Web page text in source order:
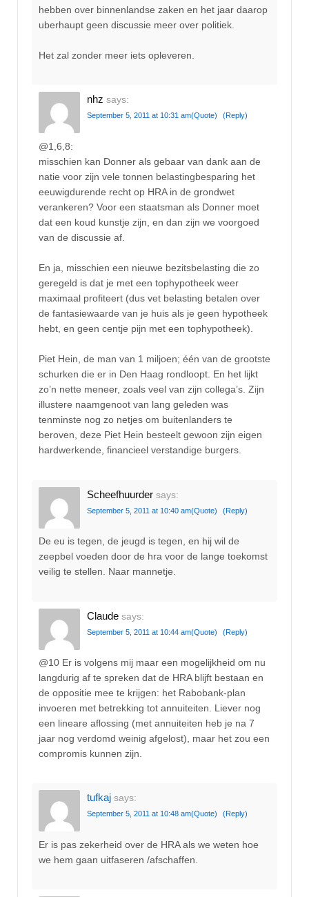
hebben over binnenlandse zaken en het jaar daarop
uberhaupt geen discussie meer over politiek.
Het zal zonder meer iets opleveren.
nhz says:
September 5, 2011 at 10:31 am(Quote) (Reply)
@1,6,8:
misschien kan Donner als gebaar van dank aan de
natie voor zijn vele tonnen belastingbesparing het
eeuwigdurende recht op HRA in de grondwet
verankeren? Voor een staatsman als Donner moet
dat een koud kunstje zijn, en dan zijn we voorgoed
van de discussie af.
En ja, misschien een nieuwe bezitsbelasting die zo
geregeld is dat je met een tophypotheek weer
maximaal profiteert (dus vet belasting betalen over
de fantasiewaarde van je huis als je geen hypotheek
hebt, en geen centje pijn met een tophypotheek).
Piet Hein, de man van 1 miljoen; één van de grootste
schurken die er in Den Haag rondloopt. En het lijkt
zo’n nette meneer, zoals veel van zijn collega’s. Zijn
illustere naamgenoot van lang geleden was
tenminste nog zo netjes om buitenlanders te
beroven, deze Piet Hein besteelt gewoon zijn eigen
hardwerkende, financieel verstandige burgers.
Scheefhuurder says:
September 5, 2011 at 10:40 am(Quote) (Reply)
De eu is tegen, de jeugd is tegen, en hij wil de
zeepbel voeden door de hra voor de lange toekomst
veilig te stellen. Naar mannetje.
Claude says:
September 5, 2011 at 10:44 am(Quote) (Reply)
@10 Er is volgens mij maar een mogelijkheid om nu
langdurig af te spreken dat de HRA blijft bestaan en
de oppositie mee te krijgen: het Rabobank-plan
invoeren met betrekking tot annuiteiten. Liever nog
een lineare aflossing (met annuiteiten heb je na 7
jaar nog verdomd weinig afgelost), maar het zou een
compromis kunnen zijn.
tufkaj says:
September 5, 2011 at 10:48 am(Quote) (Reply)
Er is pas zekerheid over de HRA als we weten hoe
we hem gaan uitfaseren /afschaffen.